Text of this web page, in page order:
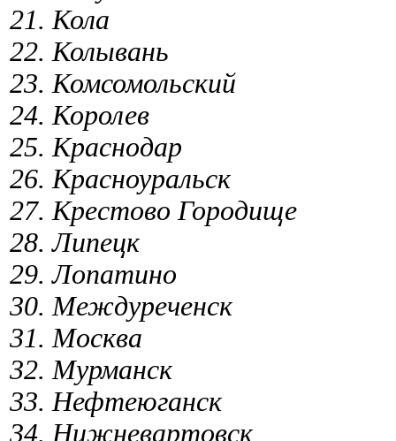
21. Кола
22. Колывань
23. Комсомольский
24. Королев
25. Краснодар
26. Красноуральск
27. Крестово Городище
28. Липецк
29. Лопатино
30. Междуреченск
31. Москва
32. Мурманск
33. Нефтеюганск
34. Нижневартовск